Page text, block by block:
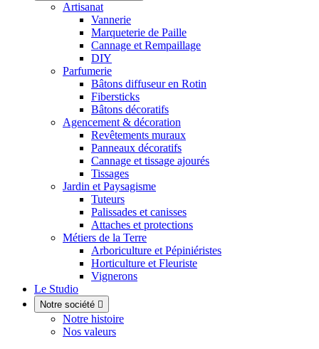
Artisanat
Vannerie
Marqueterie de Paille
Cannage et Rempaillage
DIY
Parfumerie
Bâtons diffuseur en Rotin
Fibersticks
Bâtons décoratifs
Agencement & décoration
Revêtements muraux
Panneaux décoratifs
Cannage et tissage ajourés
Tissages
Jardin et Paysagisme
Tuteurs
Palissades et canisses
Attaches et protections
Métiers de la Terre
Arboriculture et Pépiniéristes
Horticulture et Fleuriste
Vignerons
Le Studio
Notre société 
Notre histoire
Nos valeurs